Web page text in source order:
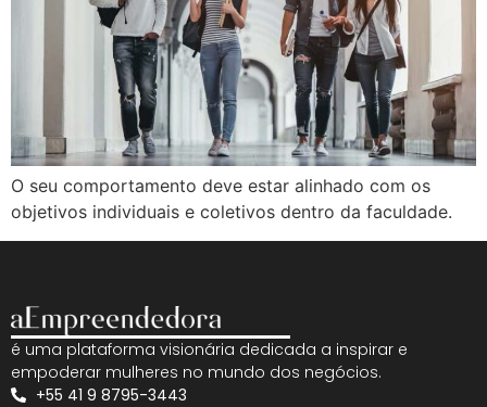
O seu comportamento deve estar alinhado com os
objetivos individuais e coletivos dentro da faculdade.
é uma plataforma visionária dedicada a inspirar e
empoderar mulheres no mundo dos negócios.
+55 41 9 8795-3443